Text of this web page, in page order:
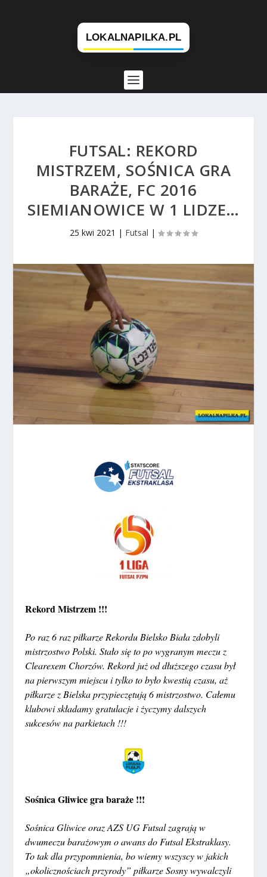
FUTSAL: REKORD
MISTRZEM, SOŚNICA GRA
BARAŻE, FC 2016
SIEMIANOWICE W 1 LIDZE…
25 kwi 2021 | Futsal |
Rekord Mistrzem !!!
Po raz 6 raz piłkarze Rekordu Bielsko Biała zdobyli
mistrzostwo Polski. Stało się to po wygranym meczu z
Clearexem Chorzów. Rekord już od dłuższego czasu był
na pierwszym miejscu i tylko to było kwestią czasu, aż
piłkarze z Bielska przypieczętują 6 mistrzostwo. Całemu
klubowi składamy gratulacje i życzymy dalszych
sukcesówna parkietach !!!
Sośnica Gliwice gra baraże !!!
Sośnica Gliwice oraz AZS UG Futsal zagrają w
dwumeczu barażowym o awans do Futsal Ekstraklasy.
To tak dla przypomnienia, bo wiemy wszyscy w jakich
„okolicznościach przyrody” piłkarze Sosny wywalczyli